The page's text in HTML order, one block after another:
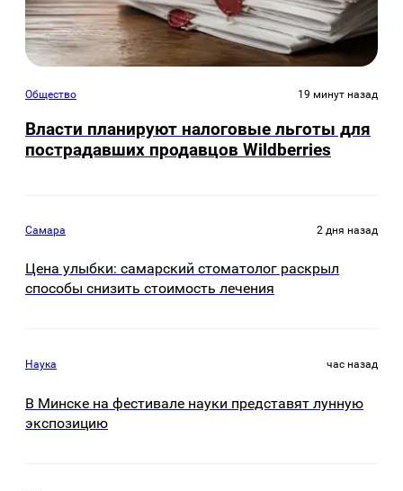
Общество 19 минут назад
Власти планируют налоговые льготы для
пострадавших продавцов Wildberries
Самара 2 дня назад
Цена улыбки: самарский стоматолог раскрыл
способы снизить стоимость лечения
Наука час назад
В Минске на фестивале науки представят лунную
экспозицию